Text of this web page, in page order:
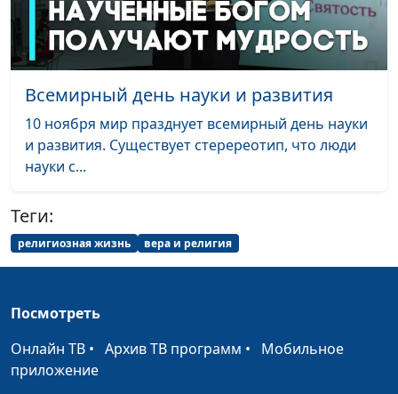
служения
От неудач — к успеху
Юлия Синицына,
священнослужитель,
магистр молодежного
служения
Изменить жизнь к лучшему
магистр молодежного
священнослужитель,
Всемирный день науки и развития
10 ноября мир празднует всемирный день науки
и развития. Существует стеререотип, что люди
науки с...
Теги:
религиозная жизнь вера и религия
Посмотреть
Онлайн ТВ • Архив ТВ программ • Мобильное
приложение